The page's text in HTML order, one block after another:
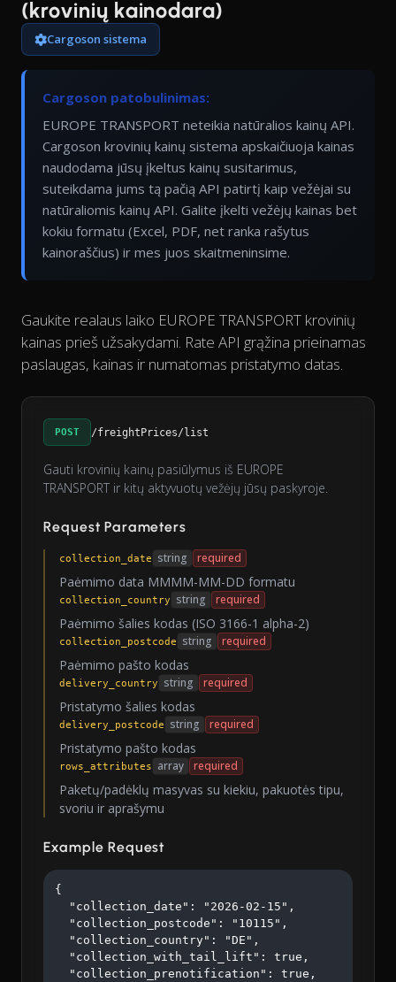
(krovinių kainodara)
Cargoson sistema
Cargoson patobulinimas:
EUROPE TRANSPORT neteikia natūralios kainų API.
Cargoson krovinių kainų sistema apskaičiuoja kainas
naudodama jūsų įkeltus kainų susitarimus,
suteikdama jums tą pačią API patirtį kaip vežėjai su
natūraliomis kainų API. Galite įkelti vežėjų kainas bet
kokiu formatu (Excel, PDF, net ranka rašytus
kainoraščius) ir mes juos skaitmeninsime.
Gaukite realaus laiko EUROPE TRANSPORT krovinių
kainas prieš užsakydami. Rate API grąžina prieinamas
paslaugas, kainas ir numatomas pristatymo datas.
POST /freightPrices/list
Gauti krovinių kainų pasiūlymus iš EUROPE
TRANSPORT ir kitų aktyvuotų vežėjų jūsų paskyroje.
Request Parameters
collection_date string required
Paėmimo data MMMM-MM-DD formatu
collection_country string required
Paėmimo šalies kodas (ISO 3166-1 alpha-2)
collection_postcode string required
Paėmimo pašto kodas
delivery_country string required
Pristatymo šalies kodas
delivery_postcode string required
Pristatymo pašto kodas
rows_attributes array required
Paketų/padėklų masyvas su kiekiu, pakuotės tipu,
svoriu ir aprašymu
Example Request
{
  "collection_date": "2026-02-15",
  "collection_postcode": "10115",
  "collection_country": "DE",
  "collection_with_tail_lift": true,
  "collection_prenotification": true,